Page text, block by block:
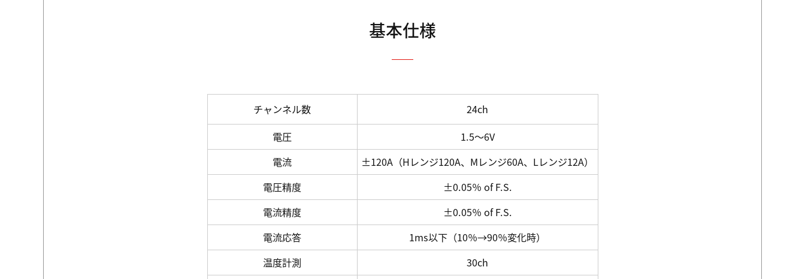
基本仕様
チャンネル数
24ch
電圧
1.5～6V
電流
±120A（Hレンジ120A、Mレンジ60A、Lレンジ12A）
電圧精度
±0.05％ of F.S.
電流精度
±0.05％ of F.S.
電流応答
1ms以下（10％→90％変化時）
温度計測
30ch